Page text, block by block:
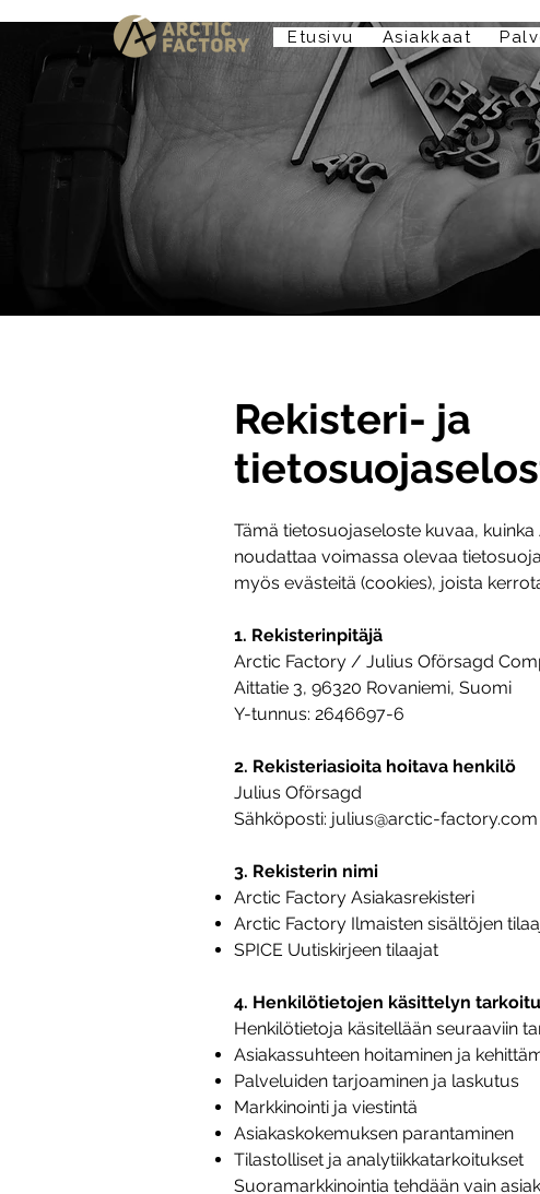
Etusivu Asiakkaat
Rekisteri- ja
Tämä tietosuojaseloste kuvaa,
noudattaa voimassa olevaa
myös evästeitä (cookies), joista
1. Rekisterinpitäjä
Arctic Factory / Julius Oförsagd
Aittatie 3, 96320 Rovaniemi, Suomi
Y-tunnus: 2646697-6
2. Rekisteriasioita hoitava henkilö
Julius Oförsagd
Sähköposti: julius@arctic-factory.com
3. Rekisterin nimi
Arctic Factory Asiakasrekisteri
Arctic Factory Ilmaisten sisältöjen
SPICE Uutiskirjeen tilaajat
4. Henkilötietojen käsittelyn
Henkilötietoja käsitellään seuraaviin
Asiakassuhteen hoitaminen ja
Palveluiden tarjoaminen ja laskutus
Markkinointi ja viestintä
Asiakaskokemuksen parantaminen
Tilastolliset ja analytiikkatarkoitukset
Suoramarkkinointia tehdään vain